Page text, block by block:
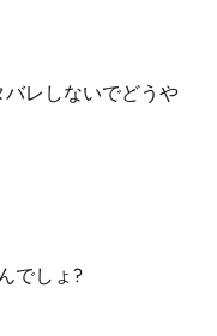
レしないでどうや
でしょ?